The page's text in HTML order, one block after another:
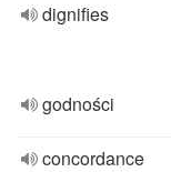
dignifies
godności
concordance